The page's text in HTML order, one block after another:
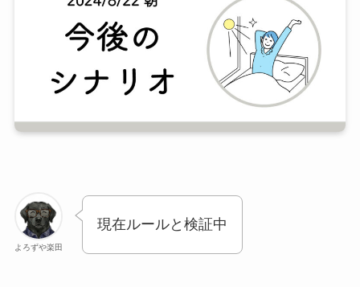
よろずや楽田
現在ルールと検証中